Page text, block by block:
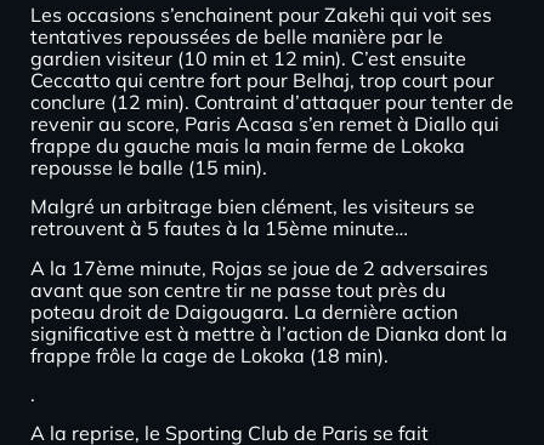
Les occasions s’enchainent pour Zakehi qui voit ses
tentatives repoussées de belle manière par le
gardien visiteur (10 min et 12 min). C’est ensuite
Ceccatto qui centre fort pour Belhaj, trop court pour
conclure (12 min). Contraint d’attaquer pour tenter de
revenir au score, Paris Acasa s’en remet à Diallo qui
frappe du gauche mais la main ferme de Lokoka
repousse le balle (15 min).
Malgré un arbitrage bien clément, les visiteurs se
retrouvent à 5 fautes à la 15ème minute…
A la 17ème minute, Rojas se joue de 2 adversaires
avant que son centre tir ne passe tout près du
poteau droit de Daigougara. La dernière action
significative est à mettre à l’action de Dianka dont la
frappe frôle la cage de Lokoka (18 min).
.
A la reprise, le Sporting Club de Paris se fait